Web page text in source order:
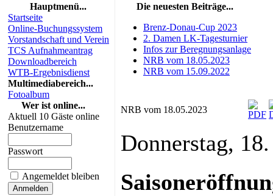
Hauptmenü...
Startseite
Online-Buchungssystem
Vorstandschaft und Verein
TCS Aufnahmeantrag
Downloadbereich
WTB-Ergebnisdienst
Multimediabereich...
Fotoalbum
Wer ist online...
Aktuell 10 Gäste online
Benutzername
Passwort
Angemeldet bleiben
Die neuesten Beiträge...
Brenz-Donau-Cup 2023
2. Damen LK-Tagesturnier
Infos zur Beregnungsanlage
NRB vom 18.05.2023
NRB vom 15.09.2022
NRB vom 18.05.2023
Donnerstag,